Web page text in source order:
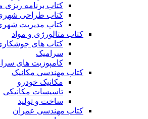
کتاب برنامه ریزی
کتاب طراحی
کتاب مدیریت
کتاب متالورژی و مواد
کتاب های
سرامیک
کامپوزیت های
کتاب مهندسی مکانیک
مکانیک خودرو
تاسیسات مکانیکی
ساخت و تولید
کتاب مهندسی عمران